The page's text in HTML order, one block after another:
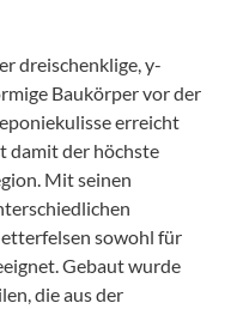
dreischenklige, y-
Baukörper vor der
erreicht
damit der höchste
Mit seinen
sowohl für
Gebaut wurde
die aus der